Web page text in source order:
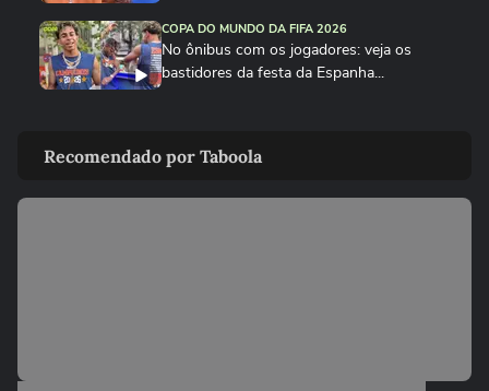
COPA DO MUNDO DA FIFA 2026
No ônibus com os jogadores: veja os
bastidores da festa da Espanha...
música viral criada por...
COPA DO MUNDO DA FIFA 2026
Recomendado por Taboola